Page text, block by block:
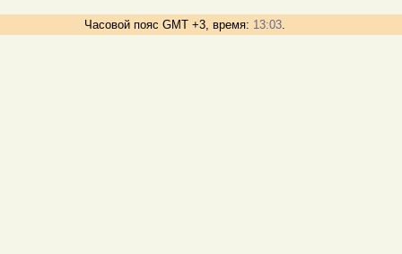
Часовой пояс GMT +3, время: 13:03.